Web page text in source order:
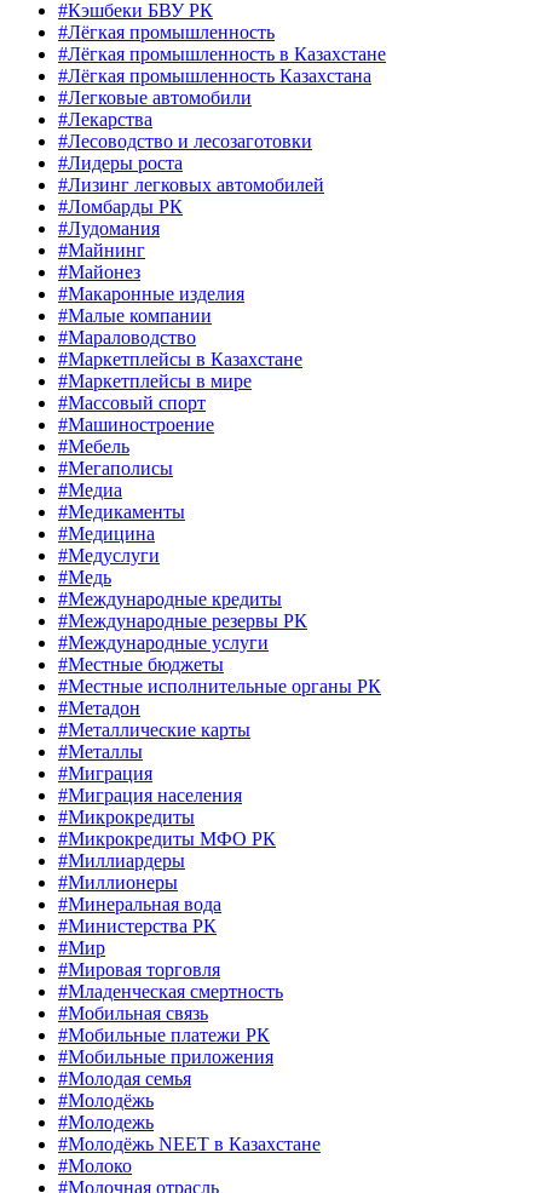
#Кэшбеки БВУ РК
#Лёгкая промышленность
#Лёгкая промышленность в Казахстане
#Лёгкая промышленность Казахстана
#Легковые автомобили
#Лекарства
#Лесоводство и лесозаготовки
#Лидеры роста
#Лизинг легковых автомобилей
#Ломбарды РК
#Лудомания
#Майнинг
#Майонез
#Макаронные изделия
#Малые компании
#Мараловодство
#Маркетплейсы в Казахстане
#Маркетплейсы в мире
#Массовый спорт
#Машиностроение
#Мебель
#Мегаполисы
#Медиа
#Медикаменты
#Медицина
#Медуслуги
#Медь
#Международные кредиты
#Международные резервы РК
#Международные услуги
#Местные бюджеты
#Местные исполнительные органы РК
#Метадон
#Металлические карты
#Металлы
#Миграция
#Миграция населения
#Микрокредиты
#Микрокредиты МФО РК
#Миллиардеры
#Миллионеры
#Минеральная вода
#Министерства РК
#Мир
#Мировая торговля
#Младенческая смертность
#Мобильная связь
#Мобильные платежи РК
#Мобильные приложения
#Молодая семья
#Молодёжь
#Молодежь
#Молодёжь NEET в Казахстане
#Молоко
#Молочная отрасль